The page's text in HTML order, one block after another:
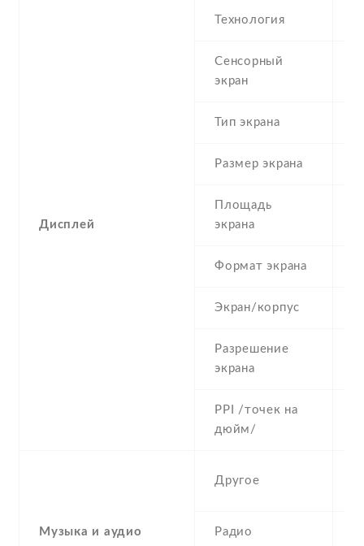
Дисплей
Технология
Сенсорный
экран
Тип экрана
Размер экрана
Площадь
экрана
Формат экрана
Экран/корпус
Разрешение
экрана
PPI /точек на
дюйм/
Музыка и аудио
Другое
Радио